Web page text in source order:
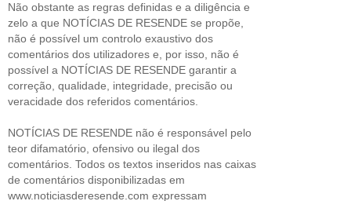
Não obstante as regras definidas e a diligência e
zelo a que NOTÍCIAS DE RESENDE se propõe,
não é possível um controlo exaustivo dos
comentários dos utilizadores e, por isso, não é
possível a NOTÍCIAS DE RESENDE garantir a
correção, qualidade, integridade, precisão ou
veracidade dos referidos comentários.
NOTÍCIAS DE RESENDE não é responsável pelo
teor difamatório, ofensivo ou ilegal dos
comentários. Todos os textos inseridos nas caixas
de comentários disponibilizadas em
www.noticiasderesende.com expressam